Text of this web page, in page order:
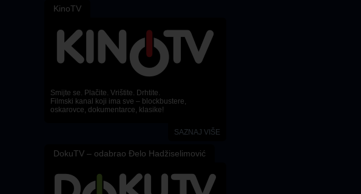
KinoTV
Smijte se. Plačite. Vrištite. Drhtite.
Filmski kanal koji ima sve – blockbustere,
oskarovce, dokumentarce, klasike!
SAZNAJ VIŠE
DokuTV – odabrao Đelo Hadžiselimović